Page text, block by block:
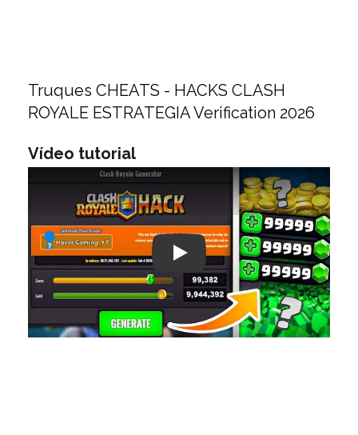
Truques CHEATS - HACKS CLASH
ROYALE ESTRATEGIA Verification 2026
Vídeo tutorial
Play: Keynote (Google I/O '18)